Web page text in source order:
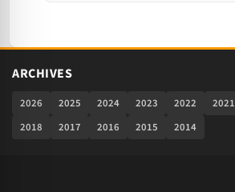
ARCHIVES
2026 2025 2024 2023 2022 2021
2018
2017 2016 2015 2014